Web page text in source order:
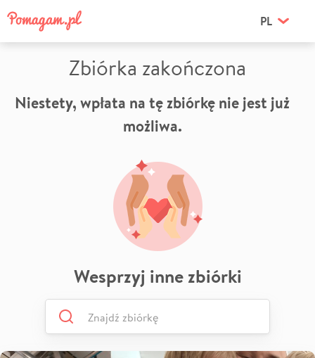
PL
Zbiórka zakończona
Niestety, wpłata na tę zbiórkę nie jest już
możliwa.
Wesprzyj inne zbiórki